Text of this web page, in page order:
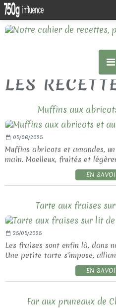
LES
Muffins aux
05/06/2025
Muffins abricots et amandes,
main. Moelleux, fruités et
EN
Tarte aux fraises
25/05/2025
Les fraises sont enfin là, dans
Une petite tarte s'impose,
EN
Far aux pruneaux de